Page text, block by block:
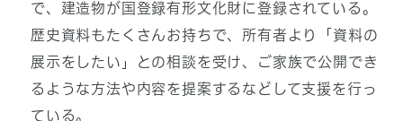
で、建造物が国登録有形文化財に登録されている。
歴史資料もたくさんお持ちで、所有者より「資料の
展示をしたい」との相談を受け、ご家族で公開でき
るような方法や内容を提案するなどして支援を行っ
ている。